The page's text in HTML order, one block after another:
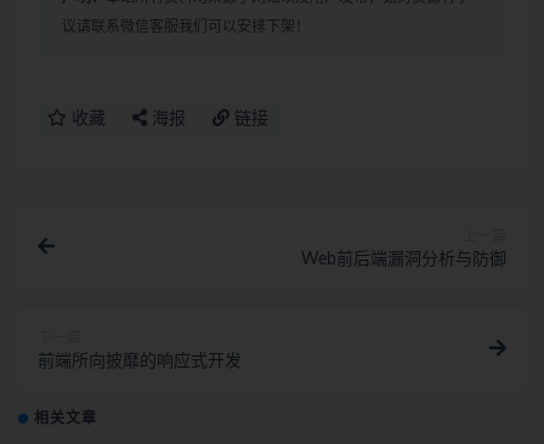
议请联系微信客服我们可以安排下架！
收藏 海报 链接
Web前后端漏洞分析与防御
前端所向披靡的响应式开发
相关文章